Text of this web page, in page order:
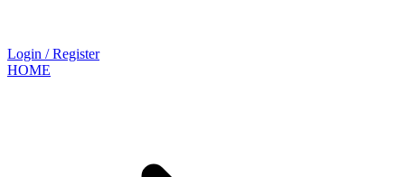
Login / Register
HOME